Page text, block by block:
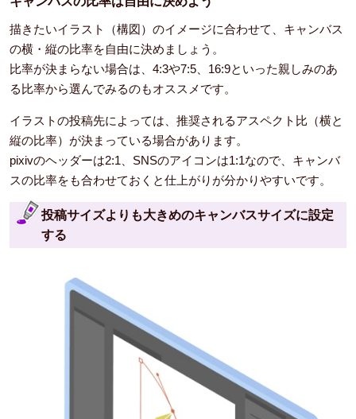
描きたいイラスト（構図）のイメージに合わせて、キャンバス
の横・縦の比率を自由に決めましょう。
比率が決まらない場合は、4:3や7:5、16:9といった親しみのあ
る比率から選んでみるのもオススメです。
イラストの投稿先によっては、推奨されるアスペクト比（横と
縦の比率）が決まっている場合があります。
pixivのヘッダーは2:1、SNSのアイコンは1:1なので、キャンバ
スの比率をも合わせておくと仕上がりが分かりやすいです。
投稿サイズよりも大きめのキャンバスサイズに設定
する